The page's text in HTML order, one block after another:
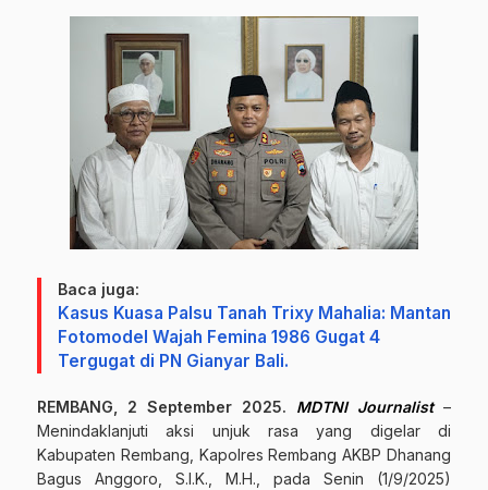
Baca juga:
Kasus Kuasa Palsu Tanah Trixy Mahalia: Mantan
Fotomodel Wajah Femina 1986 Gugat 4
Tergugat di PN Gianyar Bali.
REMBANG, 2 September 2025. MDTNI Journalist–
Menindaklanjuti aksi unjuk rasa yang digelar di
Kabupaten Rembang, Kapolres Rembang AKBP Dhanang
Bagus Anggoro, S.I.K., M.H., pada Senin (1/9/2025)